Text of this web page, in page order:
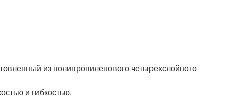
рыбацкий
Костюм по ЛУЧШЕЙ ЦЕНЕ!
из полипропиленового четырехслойного
и гибкостью.